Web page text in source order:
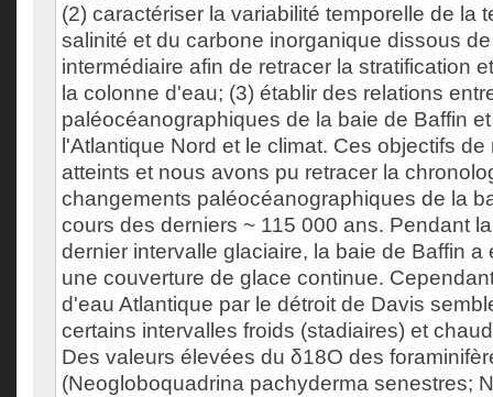
(2) caractériser la variabilité temporelle de la
salinité et du carbone inorganique dissous
intermédiaire afin de retracer la stratification
la colonne d'eau; (3) établir des relations
paléocéanographiques de la baie de Baffin
l'Atlantique Nord et le climat. Ces objectifs
atteints et nous avons pu retracer la
changements paléocéanographiques de la
cours des derniers ~ 115 000 ans. Pendant
dernier intervalle glaciaire, la baie de Baffin a
une couverture de glace continue.
d'eau Atlantique par le détroit de Davis
certains intervalles froids (stadiaires) et
Des valeurs élevées du δ18O des
(Neogloboquadrina pachyderma senestres;